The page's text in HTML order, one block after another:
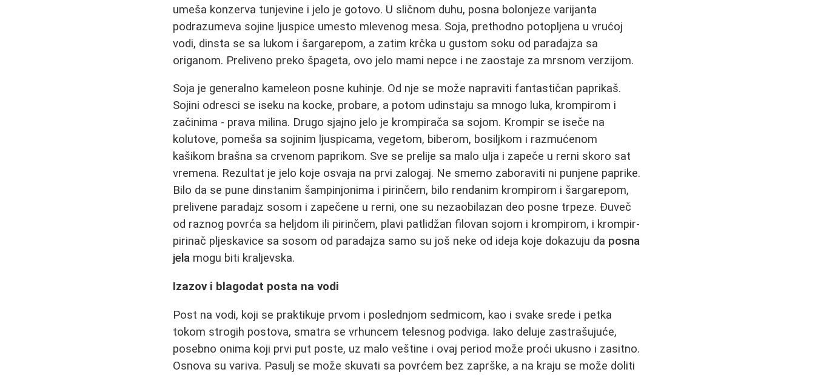
umeša konzerva tunjevine i jelo je gotovo. U sličnom duhu, posna bolonjeze varijanta
podrazumeva sojine ljuspice umesto mlevenog mesa. Soja, prethodno potopljena u vrućoj
vodi, dinsta se sa lukom i šargarepom, a zatim krčka u gustom soku od paradajza sa
origanom. Preliveno preko špageta, ovo jelo mami nepce i ne zaostaje za mrsnom verzijom.
Soja je generalno kameleon posne kuhinje. Od nje se može napraviti fantastičan paprikaš.
Sojini odresci se iseku na kocke, probare, a potom udinstaju sa mnogo luka, krompirom i
začinima - prava milina. Drugo sjajno jelo je krompirača sa sojom. Krompir se iseče na
kolutove, pomeša sa sojinim ljuspicama, vegetom, biberom, bosiljkom i razmućenom
kašikom brašna sa crvenom paprikom. Sve se prelije sa malo ulja i zapeče u rerni skoro sat
vremena. Rezultat je jelo koje osvaja na prvi zalogaj. Ne smemo zaboraviti ni punjene paprike.
Bilo da se pune dinstanim šampinjonima i pirinčem, bilo rendanim krompirom i šargarepom,
prelivene paradajz sosom i zapečene u rerni, one su nezaobilazan deo posne trpeze. Đuveč
od raznog povrća sa heljdom ili pirinčem, plavi patlidžan filovan sojom i krompirom, i krompir-
pirinač pljeskavice sa sosom od paradajza samo su još neke od ideja koje dokazuju da posna
jela mogu biti kraljevska.
Izazov i blagodat posta na vodi
Post na vodi, koji se praktikuje prvom i poslednjom sedmicom, kao i svake srede i petka
tokom strogih postova, smatra se vrhuncem telesnog podviga. Iako deluje zastrašujuće,
posebno onima koji prvi put poste, uz malo veštine i ovaj period može proći ukusno i zasitno.
Osnova su variva. Pasulj se može skuvati sa povrćem bez zaprške, a na kraju se može doliti